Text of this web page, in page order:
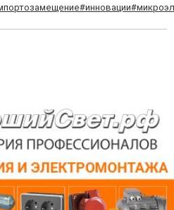
#инновации